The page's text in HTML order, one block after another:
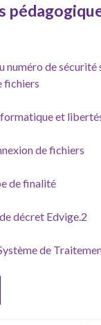
numéro de
fichiers
et
de fichiers
de finalité
décret Edvige.2
de